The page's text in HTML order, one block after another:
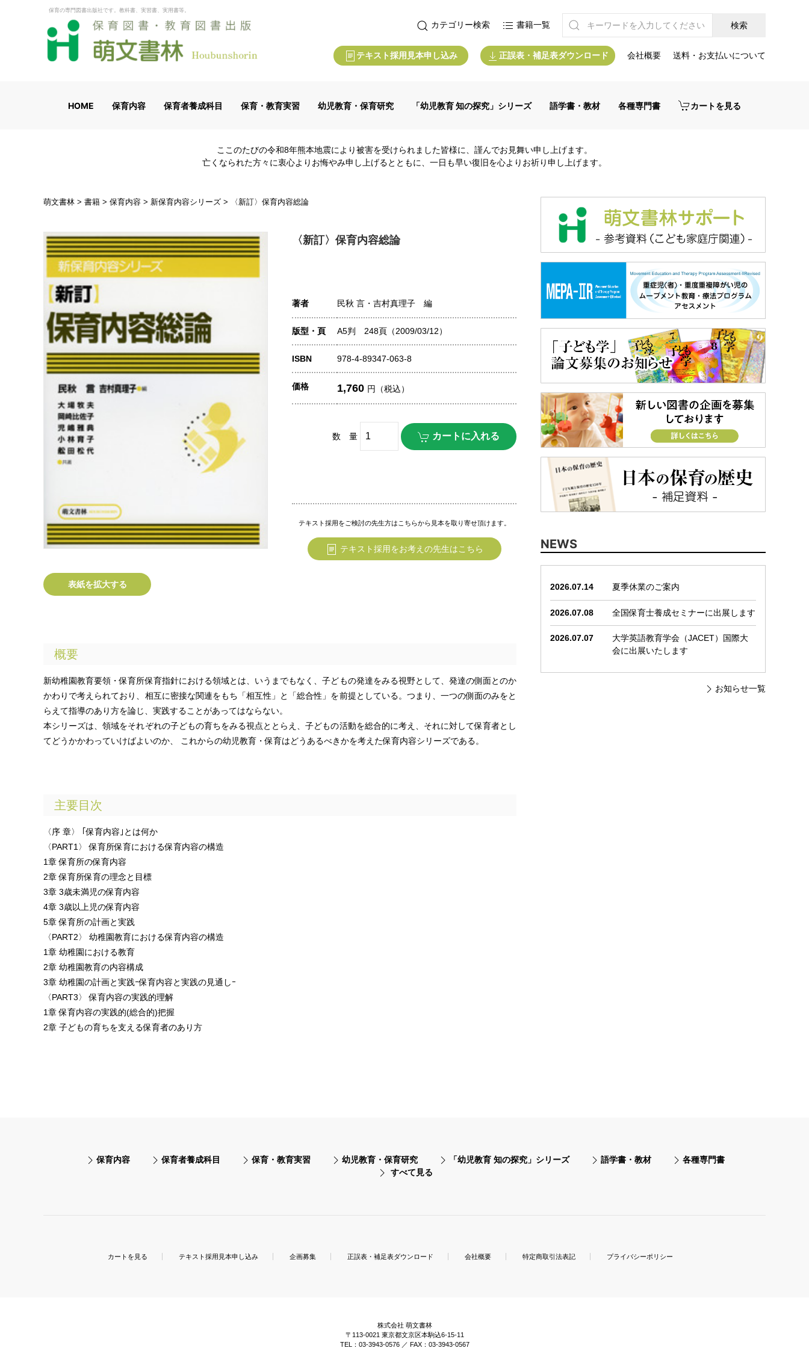
保育の専門図書出版社です。教科書、実習書、実用書等。
カテゴリー検索 書籍一覧
テキスト採用見本申し込み 正誤表・補足表ダウンロード 会社概要 送料・お支払いについて
HOME 保育内容 保育者養成科目 保育・教育実習 幼児教育・保育研究 「幼児教育 知の探究」シリーズ 語学書・教材 各種専門書 カートを見る
ここのたびの令和8年熊本地震により被害を受けられました皆様に、謹んでお見舞い申し上げます。
亡くなられた方々に衷心よりお悔やみ申し上げるとともに、一日も早い復旧を心よりお祈り申し上げます。
萌文書林 > 書籍 > 保育内容 > 新保育内容シリーズ > 〈新訂〉保育内容総論
表紙を拡大する
〈新訂〉保育内容総論
著者 民秋 言・吉村真理子 編
版型・頁 A5判 248頁（2009/03/12）
ISBN 978-4-89347-063-8
価格 1,760 円（税込）
数 量
テキスト採用をご検討の先生方はこちらから見本を取り寄せ頂けます。
テキスト採用をお考えの先生はこちら
概要
新幼稚園教育要領・保育所保育指針における領域とは、いうまでもなく、子どもの発達をみる視野として、発達の側面とのか
かわりで考えられており、相互に密接な関連をもち「相互性」と「総合性」を前提としている。つまり、一つの側面のみをと
らえて指導のあり方を論じ、実践することがあってはならない。
本シリーズは、領域をそれぞれの子どもの育ちをみる視点ととらえ、子どもの活動を総合的に考え、それに対して保育者とし
てどうかかわっていけばよいのか、 これからの幼児教育・保育はどうあるべきかを考えた保育内容シリーズである。
主要目次
〈序 章〉 ｢保育内容｣とは何か
〈PART1〉 保育所保育における保育内容の構造
1章 保育所の保育内容
2章 保育所保育の理念と目標
3章 3歳未満児の保育内容
4章 3歳以上児の保育内容
5章 保育所の計画と実践
〈PART2〉 幼稚園教育における保育内容の構造
1章 幼稚園における教育
2章 幼稚園教育の内容構成
3章 幼稚園の計画と実践ｰ保育内容と実践の見通しｰ
〈PART3〉 保育内容の実践的理解
1章 保育内容の実践的(総合的)把握
2章 子どもの育ちを支える保育者のあり方
NEWS
2026.07.14 夏季休業のご案内
2026.07.08 全国保育士養成セミナーに出展します
2026.07.07
大学英語教育学会（JACET）国際大
会に出展いたします
お知らせ一覧
保育内容 保育者養成科目 保育・教育実習 幼児教育・保育研究 「幼児教育 知の探究」シリーズ 語学書・教材
各種専門書
すべて見る
カートを見る テキスト採用見本申し込み 企画募集 正誤表・補足表ダウンロード 会社概要 特定商取引法表記 プライバシーポリシー
株式会社 萌文書林
〒113-0021 東京都文京区本駒込6-15-11
TEL：03-3943-0576 ／ FAX：03-3943-0567